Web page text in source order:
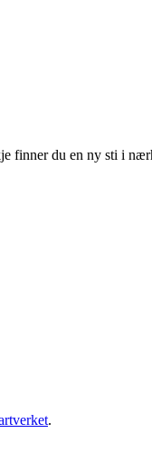
finner du en ny sti i
.